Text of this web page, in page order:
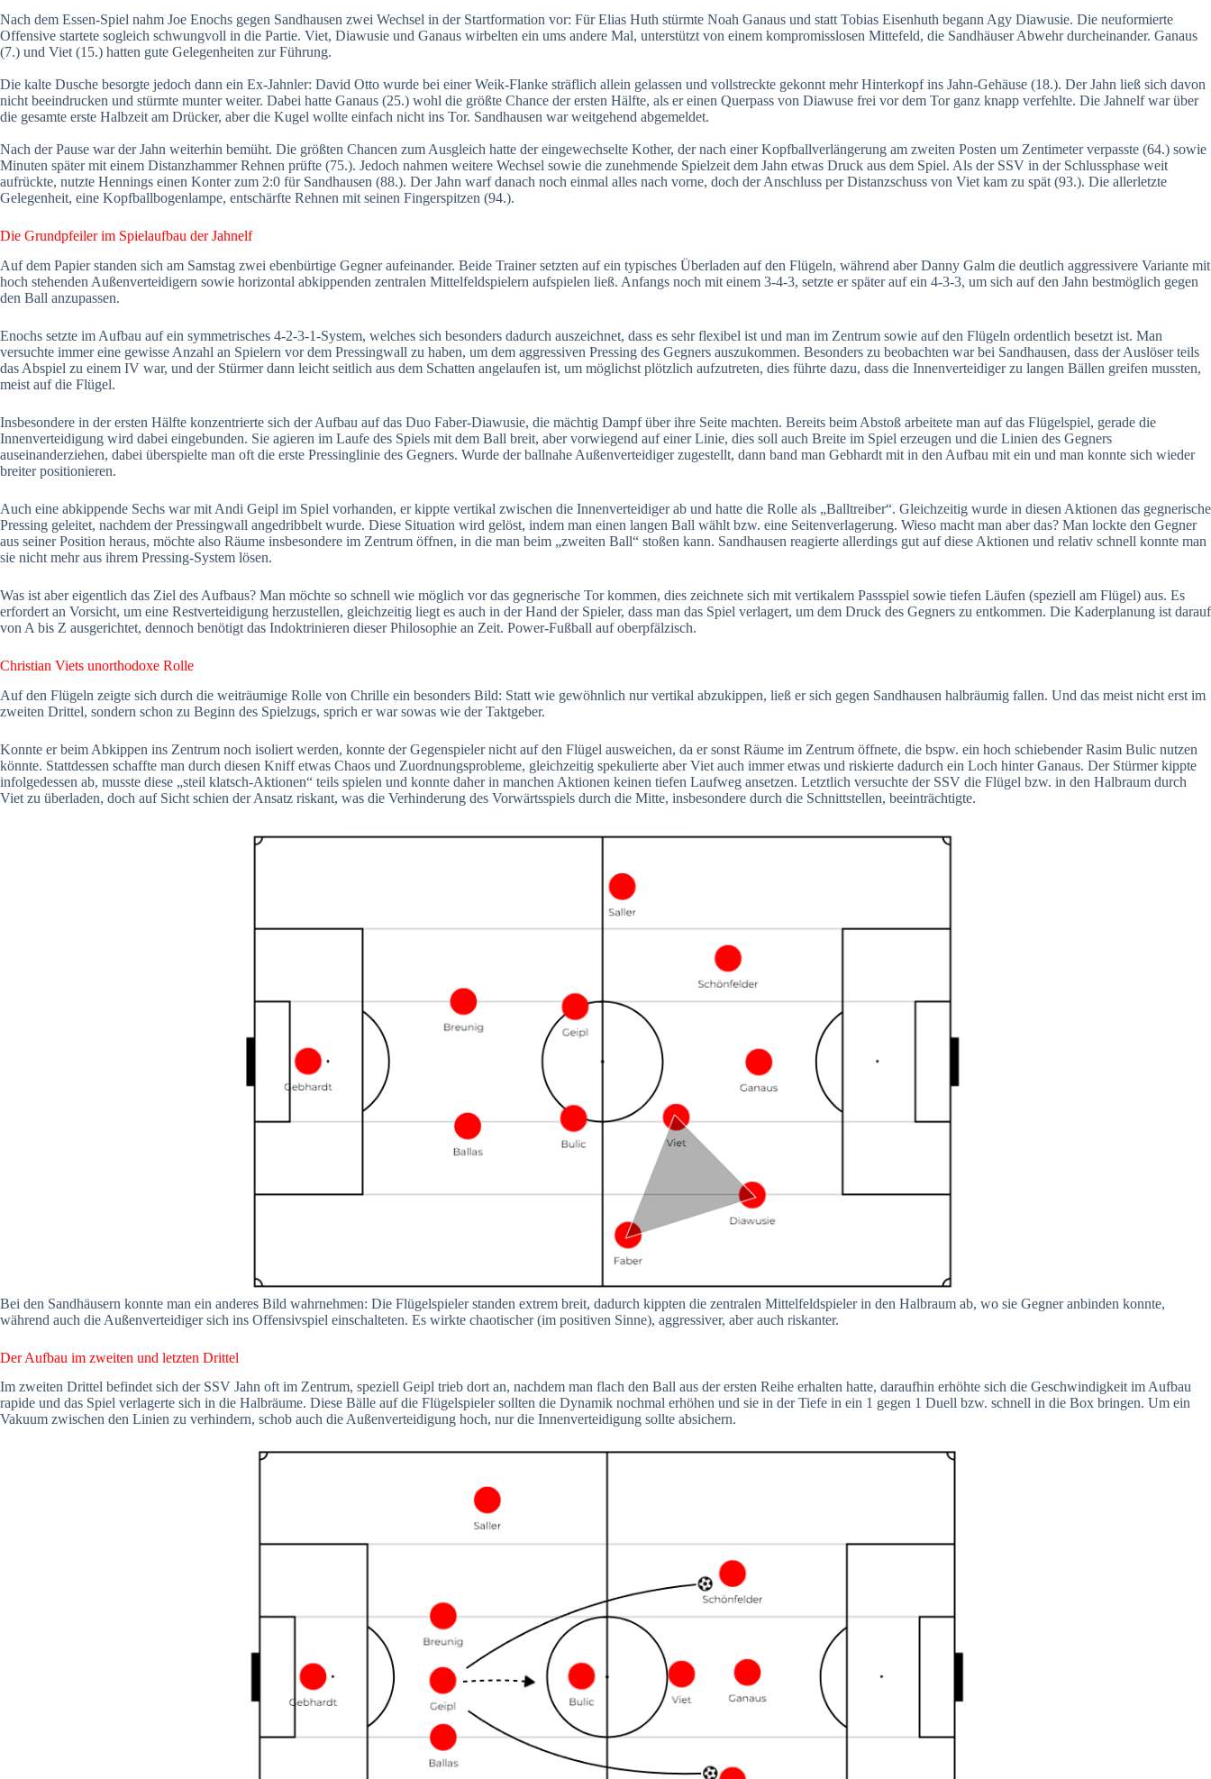
Nach dem Essen-Spiel nahm Joe Enochs gegen Sandhausen zwei Wechsel in der Startformation vor: Für Elias Huth stürmte Noah Ganaus und statt Tobias Eisenhuth begann Agy Diawusie. Die neuformierte
Offensive startete sogleich schwungvoll in die Partie. Viet, Diawusie und Ganaus wirbelten ein ums andere Mal, unterstützt von einem kompromisslosen Mittefeld, die Sandhäuser Abwehr durcheinander. Ganaus
(7.) und Viet (15.) hatten gute Gelegenheiten zur Führung.
Die kalte Dusche besorgte jedoch dann ein Ex-Jahnler: David Otto wurde bei einer Weik-Flanke sträflich allein gelassen und vollstreckte gekonnt mehr Hinterkopf ins Jahn-Gehäuse (18.). Der Jahn ließ sich davon
nicht beeindrucken und stürmte munter weiter. Dabei hatte Ganaus (25.) wohl die größte Chance der ersten Hälfte, als er einen Querpass von Diawuse frei vor dem Tor ganz knapp verfehlte. Die Jahnelf war über
die gesamte erste Halbzeit am Drücker, aber die Kugel wollte einfach nicht ins Tor. Sandhausen war weitgehend abgemeldet.
Nach der Pause war der Jahn weiterhin bemüht. Die größten Chancen zum Ausgleich hatte der eingewechselte Kother, der nach einer Kopfballverlängerung am zweiten Posten um Zentimeter verpasste (64.) sowie
Minuten später mit einem Distanzhammer Rehnen prüfte (75.). Jedoch nahmen weitere Wechsel sowie die zunehmende Spielzeit dem Jahn etwas Druck aus dem Spiel. Als der SSV in der Schlussphase weit
aufrückte, nutzte Hennings einen Konter zum 2:0 für Sandhausen (88.). Der Jahn warf danach noch einmal alles nach vorne, doch der Anschluss per Distanzschuss von Viet kam zu spät (93.). Die allerletzte
Gelegenheit, eine Kopfballbogenlampe, entschärfte Rehnen mit seinen Fingerspitzen (94.).
Die Grundpfeiler im Spielaufbau der Jahnelf
Auf dem Papier standen sich am Samstag zwei ebenbürtige Gegner aufeinander. Beide Trainer setzten auf ein typisches Überladen auf den Flügeln, während aber Danny Galm die deutlich aggressivere Variante mit
hoch stehenden Außenverteidigern sowie horizontal abkippenden zentralen Mittelfeldspielern aufspielen ließ. Anfangs noch mit einem 3-4-3, setzte er später auf ein 4-3-3, um sich auf den Jahn bestmöglich gegen
den Ball anzupassen.
Enochs setzte im Aufbau auf ein symmetrisches 4-2-3-1-System, welches sich besonders dadurch auszeichnet, dass es sehr flexibel ist und man im Zentrum sowie auf den Flügeln ordentlich besetzt ist. Man
versuchte immer eine gewisse Anzahl an Spielern vor dem Pressingwall zu haben, um dem aggressiven Pressing des Gegners auszukommen. Besonders zu beobachten war bei Sandhausen, dass der Auslöser teils
das Abspiel zu einem IV war, und der Stürmer dann leicht seitlich aus dem Schatten angelaufen ist, um möglichst plötzlich aufzutreten, dies führte dazu, dass die Innenverteidiger zu langen Bällen greifen mussten,
meist auf die Flügel.
Insbesondere in der ersten Hälfte konzentrierte sich der Aufbau auf das Duo Faber-Diawusie, die mächtig Dampf über ihre Seite machten. Bereits beim Abstoß arbeitete man auf das Flügelspiel, gerade die
Innenverteidigung wird dabei eingebunden. Sie agieren im Laufe des Spiels mit dem Ball breit, aber vorwiegend auf einer Linie, dies soll auch Breite im Spiel erzeugen und die Linien des Gegners
auseinanderziehen, dabei überspielte man oft die erste Pressinglinie des Gegners. Wurde der ballnahe Außenverteidiger zugestellt, dann band man Gebhardt mit in den Aufbau mit ein und man konnte sich wieder
breiter positionieren.
Auch eine abkippende Sechs war mit Andi Geipl im Spiel vorhanden, er kippte vertikal zwischen die Innenverteidiger ab und hatte die Rolle als „Balltreiber“. Gleichzeitig wurde in diesen Aktionen das gegnerische
Pressing geleitet, nachdem der Pressingwall angedribbelt wurde. Diese Situation wird gelöst, indem man einen langen Ball wählt bzw. eine Seitenverlagerung. Wieso macht man aber das? Man lockte den Gegner
aus seiner Position heraus, möchte also Räume insbesondere im Zentrum öffnen, in die man beim „zweiten Ball“ stoßen kann. Sandhausen reagierte allerdings gut auf diese Aktionen und relativ schnell konnte man
sie nicht mehr aus ihrem Pressing-System lösen.
Was ist aber eigentlich das Ziel des Aufbaus? Man möchte so schnell wie möglich vor das gegnerische Tor kommen, dies zeichnete sich mit vertikalem Passspiel sowie tiefen Läufen (speziell am Flügel) aus. Es
erfordert an Vorsicht, um eine Restverteidigung herzustellen, gleichzeitig liegt es auch in der Hand der Spieler, dass man das Spiel verlagert, um dem Druck des Gegners zu entkommen. Die Kaderplanung ist darauf
von A bis Z ausgerichtet, dennoch benötigt das Indoktrinieren dieser Philosophie an Zeit. Power-Fußball auf oberpfälzisch.
Christian Viets unorthodoxe Rolle
Auf den Flügeln zeigte sich durch die weiträumige Rolle von Chrille ein besonders Bild: Statt wie gewöhnlich nur vertikal abzukippen, ließ er sich gegen Sandhausen halbräumig fallen. Und das meist nicht erst im
zweiten Drittel, sondern schon zu Beginn des Spielzugs, sprich er war sowas wie der Taktgeber.
Konnte er beim Abkippen ins Zentrum noch isoliert werden, konnte der Gegenspieler nicht auf den Flügel ausweichen, da er sonst Räume im Zentrum öffnete, die bspw. ein hoch schiebender Rasim Bulic nutzen
könnte. Stattdessen schaffte man durch diesen Kniff etwas Chaos und Zuordnungsprobleme, gleichzeitig spekulierte aber Viet auch immer etwas und riskierte dadurch ein Loch hinter Ganaus. Der Stürmer kippte
infolgedessen ab, musste diese „steil klatsch-Aktionen“ teils spielen und konnte daher in manchen Aktionen keinen tiefen Laufweg ansetzen. Letztlich versuchte der SSV die Flügel bzw. in den Halbraum durch
Viet zu überladen, doch auf Sicht schien der Ansatz riskant, was die Verhinderung des Vorwärtsspiels durch die Mitte, insbesondere durch die Schnittstellen, beeinträchtigte.
Bei den Sandhäusern konnte man ein anderes Bild wahrnehmen: Die Flügelspieler standen extrem breit, dadurch kippten die zentralen Mittelfeldspieler in den Halbraum ab, wo sie Gegner anbinden konnte,
während auch die Außenverteidiger sich ins Offensivspiel einschalteten. Es wirkte chaotischer (im positiven Sinne), aggressiver, aber auch riskanter.
Der Aufbau im zweiten und letzten Drittel
Im zweiten Drittel befindet sich der SSV Jahn oft im Zentrum, speziell Geipl trieb dort an, nachdem man flach den Ball aus der ersten Reihe erhalten hatte, daraufhin erhöhte sich die Geschwindigkeit im Aufbau
rapide und das Spiel verlagerte sich in die Halbräume. Diese Bälle auf die Flügelspieler sollten die Dynamik nochmal erhöhen und sie in der Tiefe in ein 1 gegen 1 Duell bzw. schnell in die Box bringen. Um ein
Vakuum zwischen den Linien zu verhindern, schob auch die Außenverteidigung hoch, nur die Innenverteidigung sollte absichern.